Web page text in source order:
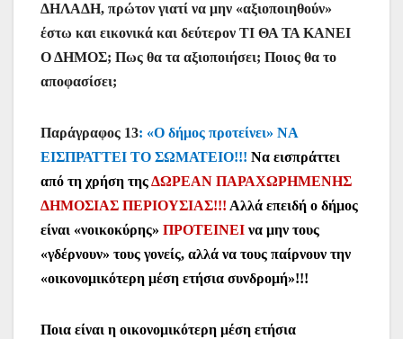
ΔΗΛΑΔΗ, πρώτον γιατί να μην «αξιοποιηθούν»
έστω και εικονικά και δεύτερον ΤΙ ΘΑ ΤΑ ΚΑΝΕΙ
Ο ΔΗΜΟΣ; Πως θα τα αξιοποιήσει; Ποιος θα το
αποφασίσει;
Παράγραφος 13: «Ο δήμος προτείνει» ΝΑ
ΕΙΣΠΡΑΤΤΕΙ ΤΟ ΣΩΜΑΤΕΙΟ!!! Να εισπράττει
από τη χρήση τηςΔΩΡΕΑΝ ΠΑΡΑΧΩΡΗΜΕΝΗΣ
ΔΗΜΟΣΙΑΣ ΠΕΡΙΟΥΣΙΑΣ!!! Αλλά επειδή ο δήμος
είναι «νοικοκύρης» ΠΡΟΤΕΙΝΕΙ να μην τους
«γδέρνουν» τους γονείς, αλλά να τους παίρνουν την
«οικονομικότερη μέση ετήσια συνδρομή»!!!
Ποια είναι η οικονομικότερη μέση ετήσια